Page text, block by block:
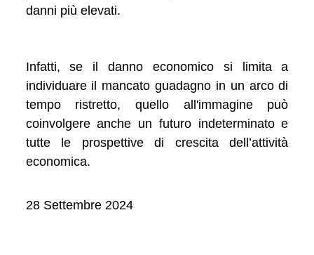
danni più elevati.
Infatti, se il danno economico si limita a
individuare il mancato guadagno in un arco di
tempo ristretto, quello all'immagine può
coinvolgere anche un futuro indeterminato e
tutte le prospettive di crescita dell’attività
economica.
28 Settembre 2024